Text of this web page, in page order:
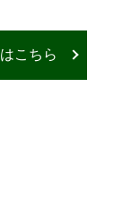
こちら